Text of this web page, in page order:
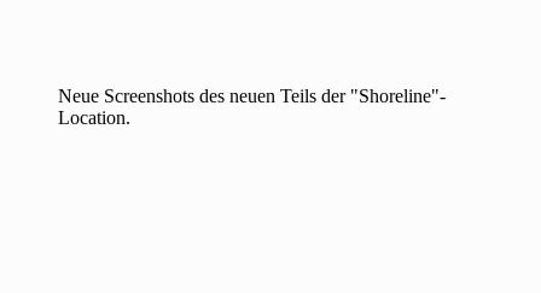
Neue Screenshots des neuen Teils der "Shoreline"-
Location.